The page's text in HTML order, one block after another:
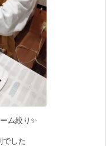
ム絞り✨
でした